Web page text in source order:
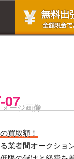
07
買取額！
業者間オークショ